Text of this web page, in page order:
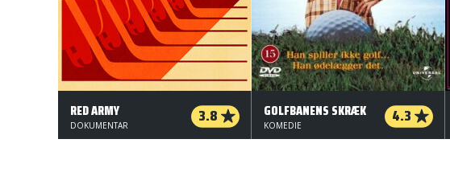
RED ARMY 3.8
DOKUMENTAR
GOLFBANENS SKRÆK 4.3
KOMEDIE